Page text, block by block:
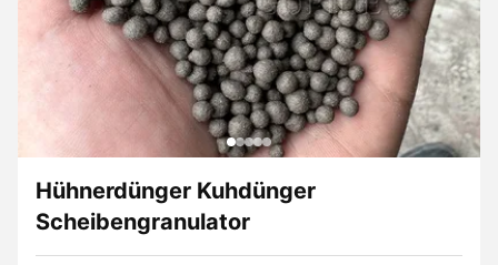
Hühnerdünger Kuhdünger
Scheibengranulator